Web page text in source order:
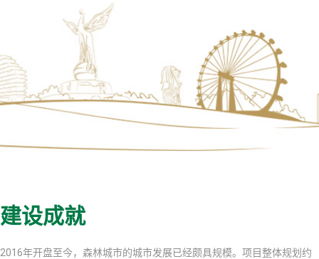
建设成就
2016年开盘至今，森林城市的城市发展已经颇具规模。项目整体规划约